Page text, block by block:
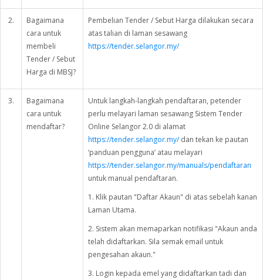
2.
Bagaimana
cara untuk
membeli
Tender / Sebut
Harga di MBSJ?
Pembelian Tender / Sebut Harga dilakukan secara
atas talian di laman sesawang
https://tender.selangor.my/
3.
Bagaimana
cara untuk
mendaftar?
Untuk langkah-langkah pendaftaran, petender
perlu melayari laman sesawang Sistem Tender
Online Selangor 2.0 di alamat
https://tender.selangor.my/dan tekan ke pautan
‘panduan pengguna’ atau melayari
https://tender.selangor.my/manuals/pendaftaran
untuk manual pendaftaran.
1. Klik pautan "Daftar Akaun" di atas sebelah kanan
Laman Utama.
2. Sistem akan memaparkan notifikasi "Akaun anda
telah didaftarkan. Sila semak email untuk
pengesahan akaun."
3. Login kepada emel yang didaftarkan tadi dan